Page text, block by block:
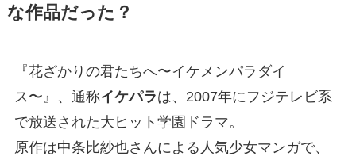
な作品だった？
『花ざかりの君たちへ〜イケメンパラダイ
ス〜』、通称イケパラは、2007年にフジテレビ系
で放送された大ヒット学園ドラマ。
原作は中条比紗也さんによる人気少女マンガで、